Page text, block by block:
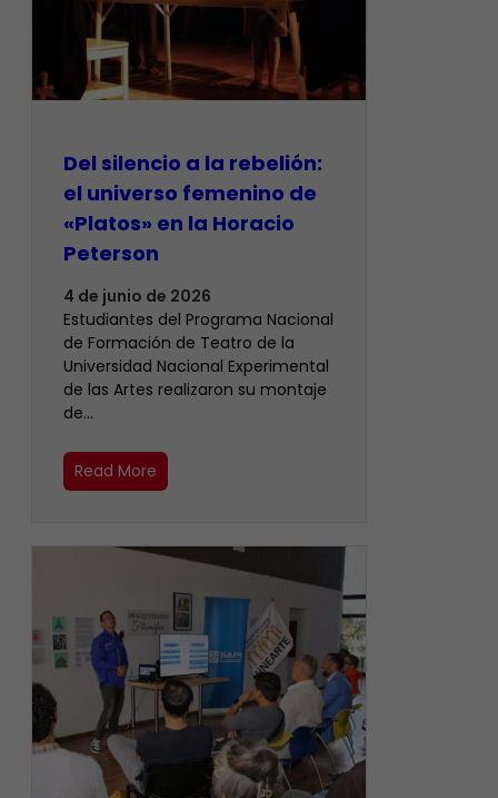
Del silencio a la rebelión:
el universo femenino de
«Platos» en la Horacio
Peterson
4 de junio de 2026
Estudiantes del Programa Nacional
de Formación de Teatro de la
Universidad Nacional Experimental
de las Artes realizaron su montaje
de…
Read More